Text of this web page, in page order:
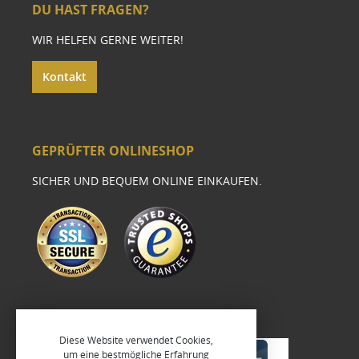
DU HAST FRAGEN?
WIR HELFEN GERNE WEITER!
Kontakt
GEPRÜFTER ONLINESHOP
SICHER UND BEQUEM ONLINE EINKAUFEN.
Diese Website verwendet Cookies,
um eine bestmögliche Erfahrung